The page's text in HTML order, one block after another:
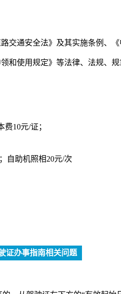
路交通安全法》及其实施条例、
和使用规定》等法律、法规、规
10元/证；
自助机照相20元/次
证办事指南相关问题